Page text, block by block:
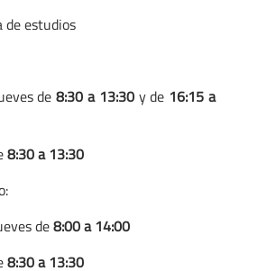
de estudios
de8:30 a 13:30y de 16:15 a
8:30 a 13:30
de8:00 a 14:00
8:30 a 13:30